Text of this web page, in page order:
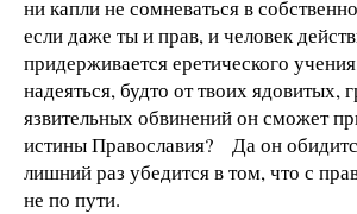
ни капли не сомневаться в
если даже ты и прав, и человек
придерживается еретического
надеяться, будто от твоих ядовитых,
язвительных обвинений он сможет
истины Православия? Да он
лишний раз убедится в том, что с
не по пути.